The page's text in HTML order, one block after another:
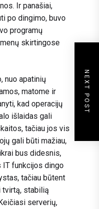
Ir panašiai,
po dingimo, buvo
programų
skirtingose
nuo apatinių
matome ir
kad operacijų
išlaidas gali
tačiau jos vis
gali būti mažiau,
bus didesnis,
IT funkcijos dingo
tačiau būtent
tvirtą, stabilią
serverių,
NEXT POST